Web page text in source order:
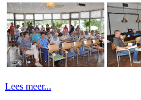
Lees meer...